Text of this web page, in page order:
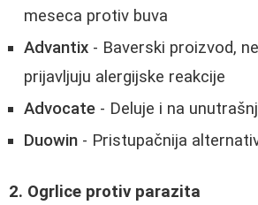
meseca protiv buva
Advantix - Baverski proizvod,
prijavljuju alergijske reakcije
Advocate - Deluje i na
Duowin - Pristupačnija
2. Ogrlice protiv parazita